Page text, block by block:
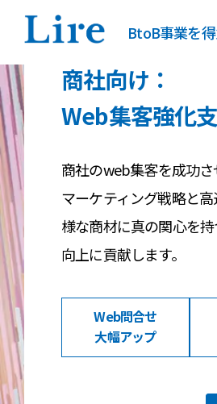
BtoB事業を
商社向け：
Web集客強化
商社のweb集客を成功
マーケティング戦略と
様な商材に真の関心を
向上に貢献します。
Web問合せ
大幅アップ